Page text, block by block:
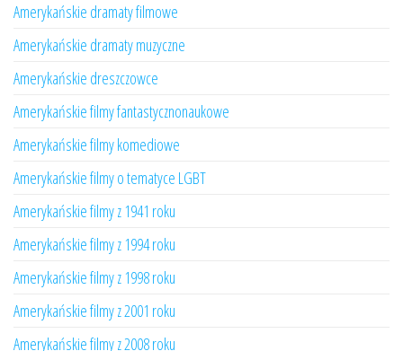
Amerykańskie dramaty filmowe
Amerykańskie dramaty muzyczne
Amerykańskie dreszczowce
Amerykańskie filmy fantastycznonaukowe
Amerykańskie filmy komediowe
Amerykańskie filmy o tematyce LGBT
Amerykańskie filmy z 1941 roku
Amerykańskie filmy z 1994 roku
Amerykańskie filmy z 1998 roku
Amerykańskie filmy z 2001 roku
Amerykańskie filmy z 2008 roku